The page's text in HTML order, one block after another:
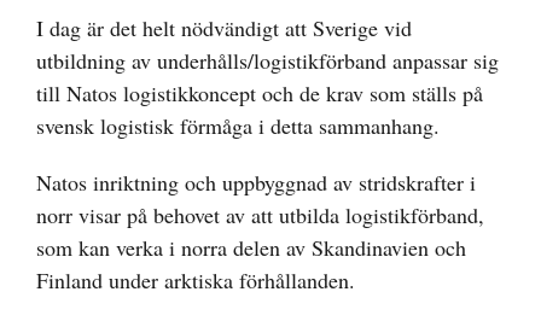
I dag är det helt nödvändigt att Sverige vid
utbildning av underhålls/logistikförband anpassar sig
till Natos logistikkoncept och de krav som ställs på
svensk logistisk förmåga i detta sammanhang.
Natos inriktning och uppbyggnad av stridskrafter i
norr visar på behovet av att utbilda logistikförband,
som kan verka i norra delen av Skandinavien och
Finland under arktiska förhållanden.